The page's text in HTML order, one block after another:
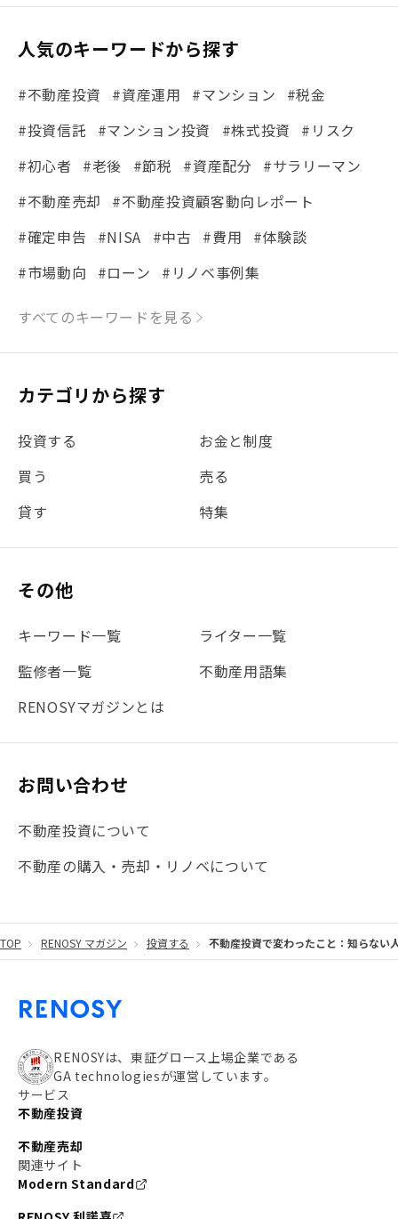
人気のキーワードから探す
#不動産投資 #資産運用 #マンション
#税金
#投資信託
#マンション投資 #株式投資
#リスク
#初心者
#老後 #節税 #資産配分 #サラリーマン
#不動産売却
#不動産投資顧客動向レポート
#確定申告
#NISA #中古 #費用
#体験談
#市場動向
#ローン
#リノベ事例集
#シミュレーション #まちの住みやすさ発見！
#REIT
#新型コロナ #ETF #固定資産税
#団体信用生命保険
#贈与税 #災害に備える
#書類
#リノシーチャンネル
#不動産投資体験レポ
#地震対策
#セミナー #渋谷
#ふるさと納税
#法人化
#クラウドファンディング #JR京浜東北線
#まとめ #融資 #目黒
#JR湘南新宿ライン
#20代 #都営浅草線
#東急東横線
#都営大江戸線
#都営三田線 #不労所得
#私の資産ポートフォリオ
#わたしのリノベーションストーリー #JR横須賀線
#東京メトロ副都心線
#東京メトロ銀座線
#東京メトロ半蔵門線
すべてのキーワードを見る
カテゴリから探す
投資する
お金と制度
買う
売る
貸す
特集
その他
キーワード一覧
ライター一覧
監修者一覧
不動産用語集
RENOSYマガジンとは
お問い合わせ
不動産投資について
不動産の購入・売却・リノベについて
TOP RENOSY マガジン 投資する 不動産投資で変わったこと：知らない
RENOSYは、東証グロース上場企業である
GA technologiesが運営しています。
サービス
不動産投資
不動産売却
関連サイト
Modern Standard